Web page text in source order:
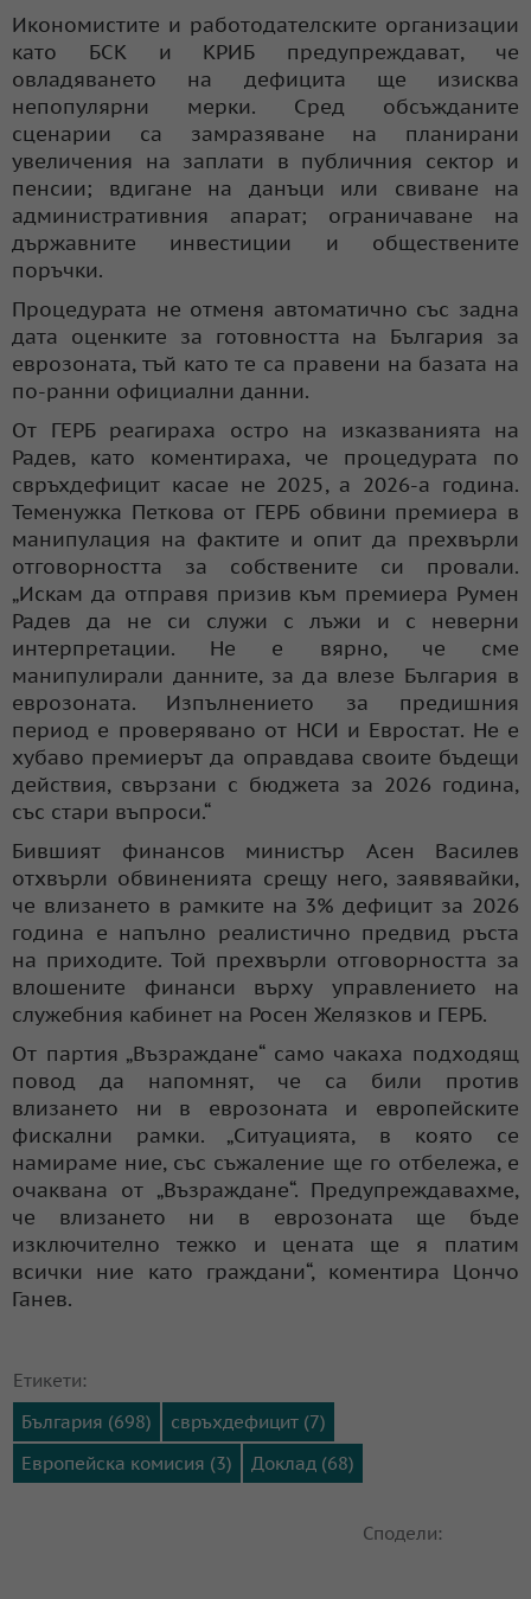
Икономистите и работодателските организации
като БСК и КРИБ предупреждават, че
овладяването на дефицита ще изисква
непопулярни мерки. Сред обсъжданите
сценарии са замразяване на планирани
увеличения на заплати в публичния сектор и
пенсии; вдигане на данъци или свиване на
административния апарат; ограничаване на
държавните инвестиции и обществените
поръчки.
Процедурата не отменя автоматично със задна
дата оценките за готовността на България за
еврозоната, тъй като те са правени на базата на
по-ранни официални данни.
От ГЕРБ реагираха остро на изказванията на
Радев, като коментираха, че процедурата по
свръхдефицит касае не 2025, а 2026-а година.
Теменужка Петкова от ГЕРБ обвини премиера в
манипулация на фактите и опит да прехвърли
отговорността за собствените си провали.
„Искам да отправя призив към премиера Румен
Радев да не си служи с лъжи и с неверни
интерпретации. Не е вярно, че сме
манипулирали данните, за да влезе България в
еврозоната. Изпълнението за предишния
период е проверявано от НСИ и Евростат. Не е
хубаво премиерът да оправдава своите бъдещи
действия, свързани с бюджета за 2026 година,
със стари въпроси.“
Бившият финансов министър Асен Василев
отхвърли обвиненията срещу него, заявявайки,
че влизането в рамките на 3% дефицит за 2026
година е напълно реалистично предвид ръста
на приходите. Той прехвърли отговорността за
влошените финанси върху управлението на
служебния кабинет на Росен Желязков и ГЕРБ.
От партия „Възраждане“ само чакаха подходящ
повод да напомнят, че са били против
влизането ни в еврозоната и европейските
фискални рамки. „Ситуацията, в която се
намираме ние, със съжаление ще го отбележа, е
очаквана от „Възраждане“. Предупреждавахме,
че влизането ни в еврозоната ще бъде
изключително тежко и цената ще я платим
всички ние като граждани“, коментира Цончо
Ганев.
Етикети:
България (698)
свръхдефицит (7)
Европейска комисия (3)
Доклад (68)
Сподели: